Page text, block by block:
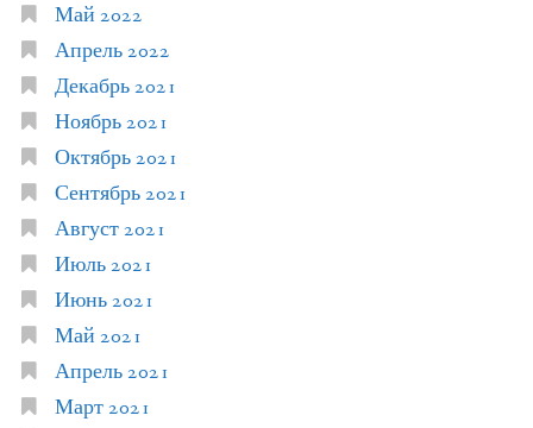
Май 2022
Апрель 2022
Декабрь 2021
Ноябрь 2021
Октябрь 2021
Сентябрь 2021
Август 2021
Июль 2021
Июнь 2021
Май 2021
Апрель 2021
Март 2021